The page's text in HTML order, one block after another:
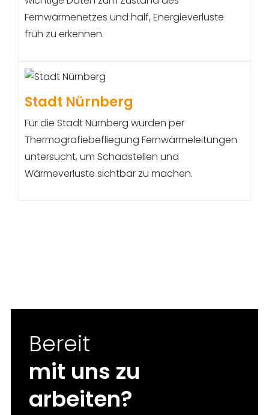
Fernwärmenetzes und half, Energieverluste
früh zu erkennen.
Stadt Nürnberg
Für die Stadt Nürnberg wurden per
Thermografiebefliegung Fernwärmeleitungen
untersucht, um Schadstellen und
Wärmeverluste sichtbar zu machen.
Bereit
mit uns zu
arbeiten?